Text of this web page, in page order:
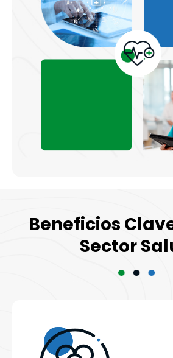
Beneficios
Sector